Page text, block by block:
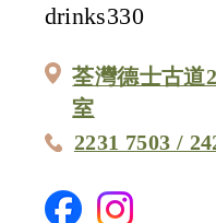
drinks330
荃灣德士古道
室
2231 7503 /